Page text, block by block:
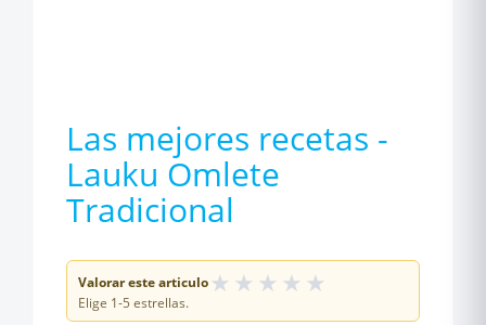
Las mejores recetas -
Lauku Omlete
Tradicional
Valorar este articulo★ ★ ★ ★ ★
Elige 1-5 estrellas.